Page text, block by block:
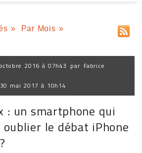
» Par Mois »
2016 à 07h43 par Fabrice
30 mai 2017 à 10h14
: un smartphone qui
le débat iPhone